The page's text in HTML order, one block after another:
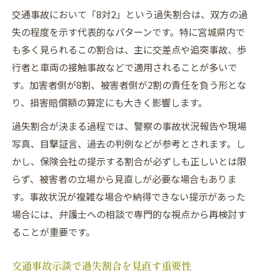
交通事故において「8対2」という過失割合は、双方の過
失の程度を示す代表的なパターンです。特に宮城県内で
も多く見られるこの割合は、主に交差点や追突事故、歩
行者と車両の接触事故などで適用されることが多いで
す。加害者側が8割、被害者側が2割の責任を負う形とな
り、損害賠償額の算定にも大きく影響します。
過失割合が決まる過程では、警察の事故状況報告や現場
写真、目撃証言、過去の判例などが参考とされます。し
かし、保険会社の提示する割合が必ずしも正しいとは限
らず、被害者の立場から見直しが必要な場合もありま
す。事故状況が複雑な場合や納得できない提示があった
場合には、弁護士への相談で専門的な視点から再検討す
ることが重要です。
交通事故示談で過失割合を見直す重要性